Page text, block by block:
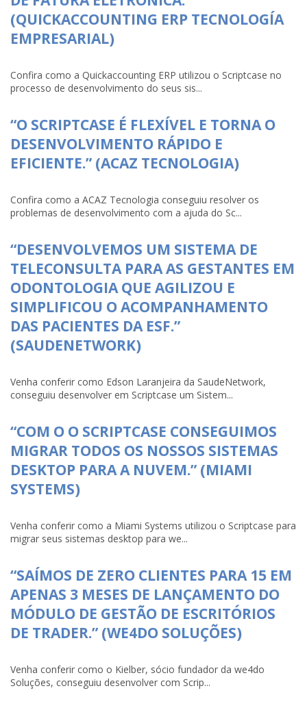
(QUICKACCOUNTING ERP TECNOLOGÍA
EMPRESARIAL)
Confira como a Quickaccounting ERP utilizou o Scriptcase no
processo de desenvolvimento do seus sis...
“O SCRIPTCASE É FLEXÍVEL E TORNA O
DESENVOLVIMENTO RÁPIDO E
EFICIENTE.” (ACAZ TECNOLOGIA)
Confira como a ACAZ Tecnologia conseguiu resolver os
problemas de desenvolvimento com a ajuda do Sc...
“DESENVOLVEMOS UM SISTEMA DE
TELECONSULTA PARA AS GESTANTES EM
ODONTOLOGIA QUE AGILIZOU E
SIMPLIFICOU O ACOMPANHAMENTO
DAS PACIENTES DA ESF.”
(SAUDENETWORK)
Venha conferir como Edson Laranjeira da SaudeNetwork,
conseguiu desenvolver em Scriptcase um Sistem...
“COM O O SCRIPTCASE CONSEGUIMOS
MIGRAR TODOS OS NOSSOS SISTEMAS
DESKTOP PARA A NUVEM.” (MIAMI
SYSTEMS)
Venha conferir como a Miami Systems utilizou o Scriptcase para
migrar seus sistemas desktop para we...
“SAÍMOS DE ZERO CLIENTES PARA 15 EM
APENAS 3 MESES DE LANÇAMENTO DO
MÓDULO DE GESTÃO DE ESCRITÓRIOS
DE TRADER.” (WE4DO SOLUÇÕES)
Venha conferir como o Kielber, sócio fundador da we4do
Soluções, conseguiu desenvolver com Scrip...